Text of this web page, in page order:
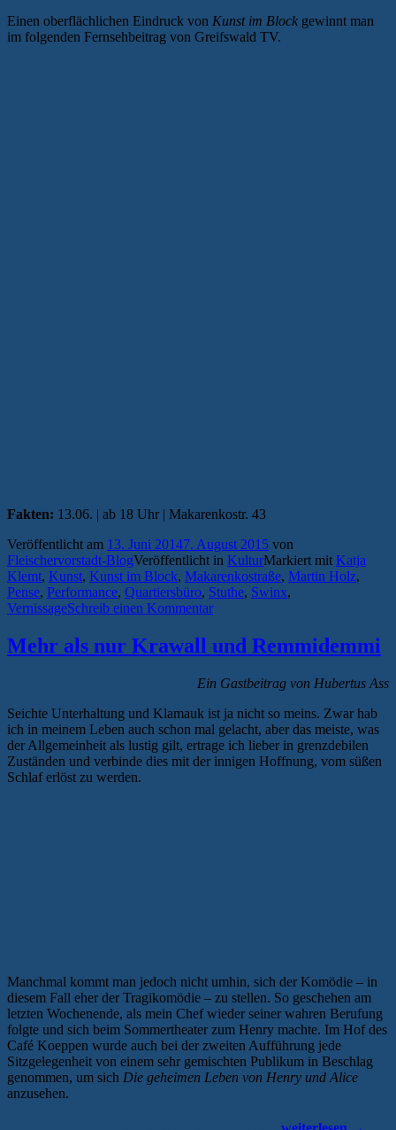
Einen oberflächlichen Eindruck von Kunst im Block gewinnt man
im folgenden Fernsehbeitrag von Greifswald TV.
Fakten: 13.06. | ab 18 Uhr | Makarenkostr. 43
Veröffentlicht am 13. Juni 20147. August 2015 von
Fleischervorstadt-BlogVeröffentlicht in KulturMarkiert mit Katja
Klemt, Kunst, Kunst im Block, Makarenkostraße, Martin Holz,
Pense, Performance, Quartiersbüro, Stuthe, Swinx,
VernissageSchreib einen Kommentar
Mehr als nur Krawall und Remmidemmi
Ein Gastbeitrag von Hubertus Ass
Seichte Unterhaltung und Klamauk ist ja nicht so meins. Zwar hab
ich in meinem Leben auch schon mal gelacht, aber das meiste, was
der Allgemeinheit als lustig gilt, ertrage ich lieber in grenzdebilen
Zuständen und verbinde dies mit der innigen Hoffnung, vom süßen
Schlaf erlöst zu werden.
Manchmal kommt man jedoch nicht umhin, sich der Komödie – in
diesem Fall eher der Tragikomödie – zu stellen. So geschehen am
letzten Wochenende, als mein Chef wieder seiner wahren Berufung
folgte und sich beim Sommertheater zum Henry machte. Im Hof des
Café Koeppen wurde auch bei der zweiten Aufführung jede
Sitzgelegenheit von einem sehr gemischten Publikum in Beschlag
genommen, um sich Die geheimen Leben von Henry und Alice
anzusehen.